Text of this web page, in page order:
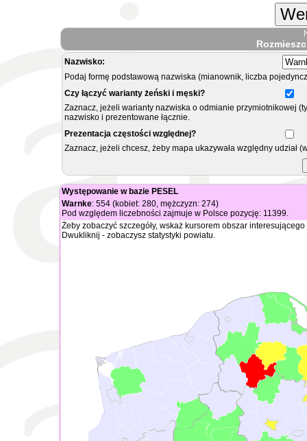
Nazwisko:
Podaj formę podstawową nazwiska (mianownik, liczba
Czy łączyć warianty żeński i męski?
Zaznacz, jeżeli warianty nazwiska o odmianie przymiotnikowej
nazwisko i prezentowane łącznie.
Prezentacja częstości względnej?
Zaznacz, jeżeli chcesz, żeby mapa ukazywała względny
Występowanie w bazie PESEL
Warnke: 554 (kobiet: 280, mężczyzn: 274)
Pod względem liczebności zajmuje w Polsce pozycję: 11399.
Żeby zobaczyć szczegóły, wskaż kursorem obszar
Dwukliknij - zobaczysz statystyki powiatu.